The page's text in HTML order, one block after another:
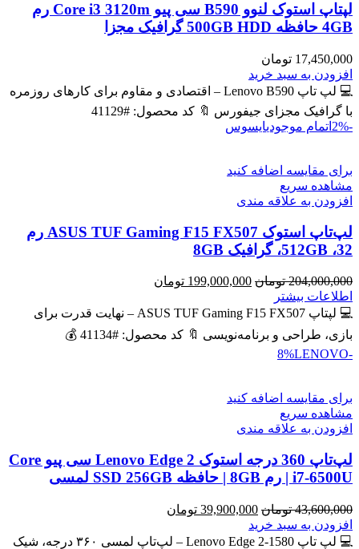
لپتاپ استوک لنوو B590 سی پیو Core i3 3120m رم
4GB حافظه 500GB HDD گرافیک مجزا
17,450,000 تومان
افزودن به سبد خرید
💻 لپ تاپ Lenovo B590 – اقتصادی و مقاوم برای کارهای روزمره
با گرافیک مجزای جیفورس 🔖 کد محصول: #41129
-2%
اتمام موجودیایسوس
برای مقایسه اضافه کنید
مشاهده سریع
افزودن به علاقه مندی
لپ‌تاپ استوک ASUS TUF Gaming F15 FX507 رم
32، 512GB، گرافیک 8GB
204,000,000 تومان قیمت
204,000,000 تومان
199,000,000 تومان
199,000,000 تومان
است.
اطلاعات بیشتر
💻 لپتاپ ASUS TUF Gaming F15 FX507 – نهایت قدرت برای
بازی، طراحی و برنامه‌نویسی 🔖 کد محصول: #41134 💰
-8%
LENOVO
برای مقایسه اضافه کنید
مشاهده سریع
افزودن به علاقه مندی
لپ‌تاپ 360 درجه استوک Lenovo Edge 2 سی پیو Core
i7-6500U | رم 8GB | حافظه SSD 256GB لمسی
43,600,000 تومان قیمت
اصلی
43,600,000 تومان
39,900,000 تومان
39,900,000 تومان
افزودن به سبد خرید
💻 لپ تاپ Lenovo Edge 2-1580 – لپ‌تاپ لمسی ۳۶۰ درجه، شیک